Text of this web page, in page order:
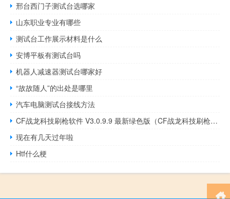
邢台西门子测试台选哪家
山东职业专业有哪些
测试台工作展示材料是什么
安博平板有测试台吗
机器人减速器测试台哪家好
“故故随人”的出处是哪里
汽车电脑测试台接线方法
CF战龙科技刷枪软件 V3.0.9.9 最新绿色版（CF战龙科技刷枪软件 V3.0.9.9 最新绿色版功能简介）
现在有几天过年啦
Htf什么梗